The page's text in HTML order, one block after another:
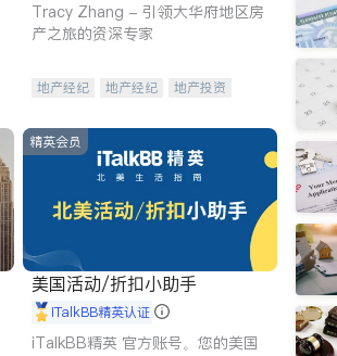
Tracy Zhang - 引领大华府地区房
产之旅的资深专家
地产经纪 地产经纪
地产投资
精英会员
美国活动/折扣小助手
iTalkBB精英认证
iTalkBB精英 官方账号。您的美国